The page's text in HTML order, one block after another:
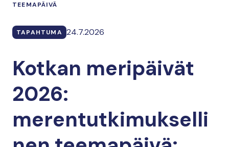
TEEMAPÄIVÄ
TAPAHTUMA 24.7.2026
Kotkan meripäivät
2026:
merentutkimukselli